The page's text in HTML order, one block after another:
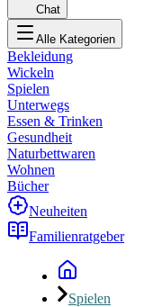
Chat
Alle Kategorien
Bekleidung
Wickeln
Spielen
Unterwegs
Essen & Trinken
Gesundheit
Naturbettwaren
Wohnen
Bücher
Neuheiten
Familienratgeber
Spielen